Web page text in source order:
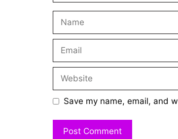
Save my name, email, and